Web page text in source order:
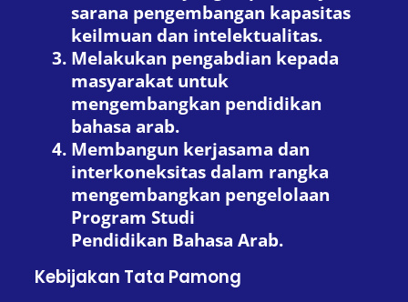
sarana pengembangan kapasitas
keilmuan dan intelektualitas.
Melakukan pengabdian kepada
masyarakat untuk
mengembangkan pendidikan
bahasa arab.
Membangun kerjasama dan
interkoneksitas dalam rangka
mengembangkan pengelolaan
Program Studi
Pendidikan Bahasa Arab.
Kebijakan Tata Pamong